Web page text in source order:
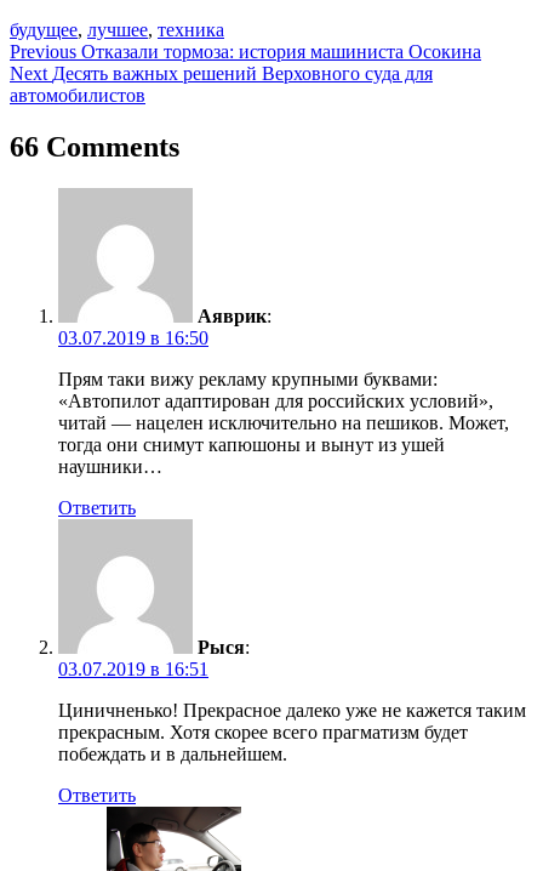
будущее, лучшее, техника
Навигация
по
Previous Отказали тормоза: история машиниста Осокина
Next Десять важных решений Верховного суда для
автомобилистов
66 Comments
Аяврик:
03.07.2019 в 16:50
Прям таки вижу рекламу крупными буквами:
«Автопилот адаптирован для российских условий»,
читай — нацелен исключительно на пешиков. Может,
тогда они снимут капюшоны и вынут из ушей
наушники…
Ответить
Рыся:
03.07.2019 в 16:51
Циничненько! Прекрасное далеко уже не кажется таким
прекрасным. Хотя скорее всего прагматизм будет
побеждать и в дальнейшем.
Ответить